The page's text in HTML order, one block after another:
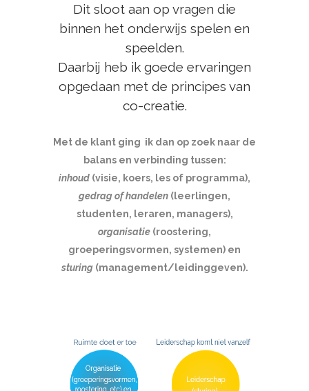
Dit sloot aan op vragen die
binnen het onderwijs spelen en
speelden.
Daarbij heb ik goede ervaringen
opgedaan met de principes van
co-creatie.
Met de klant ging ik dan op zoek naar de
balans en verbinding tussen:
inhoud (visie, koers, les of programma),
gedrag of handelen (leerlingen,
studenten, leraren, managers),
organisatie (roostering,
groeperingsvormen, systemen) en
sturing(management/leidinggeven).